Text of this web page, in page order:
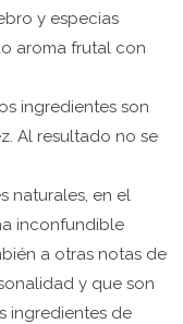
y especias
aroma frutal con
ingredientes son
Al resultado no se
naturales, en el
inconfundible
a otras notas de
y que son
ingredientes de